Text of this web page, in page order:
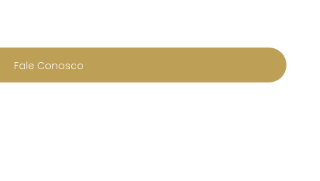
Fale Conosco